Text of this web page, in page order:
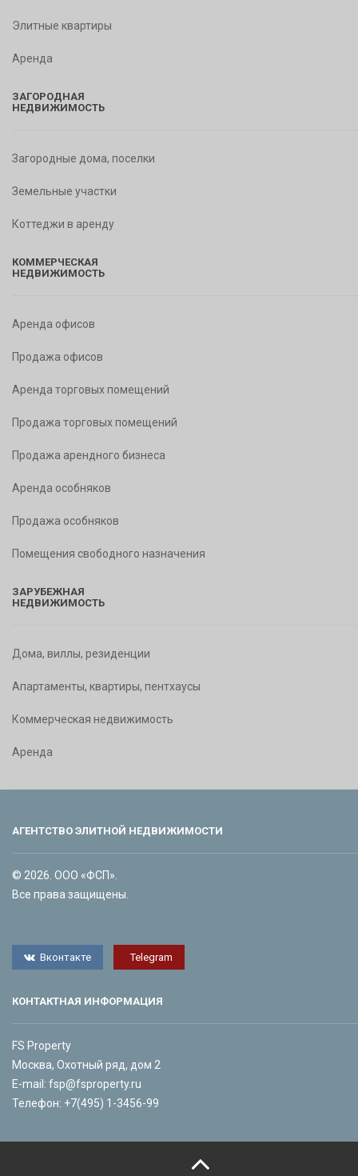
Элитные квартиры
Аренда
ЗАГОРОДНАЯ
НЕДВИЖИМОСТЬ
Загородные дома, поселки
Земельные участки
Коттеджи в аренду
КОММЕРЧЕСКАЯ
НЕДВИЖИМОСТЬ
Аренда офисов
Продажа офисов
Аренда торговых помещений
Продажа торговых помещений
Продажа арендного бизнеса
Аренда особняков
Продажа особняков
Помещения свободного назначения
ЗАРУБЕЖНАЯ
НЕДВИЖИМОСТЬ
Дома, виллы, резиденции
Апартаменты, квартиры, пентхаусы
Коммерческая недвижимость
Аренда
АГЕНТСТВО ЭЛИТНОЙ НЕДВИЖИМОСТИ
© 2026. ООО «ФСП».
Все права защищены.
Вконтакте Telegram
КОНТАКТНАЯ ИНФОРМАЦИЯ
FS Property
Москва, Охотный ряд, дом 2
E-mail: fsp@fsproperty.ru
Телефон: +7(495) 1-3456-99